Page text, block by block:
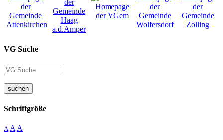
VG Suche
suchen
Schriftgröße
A A A